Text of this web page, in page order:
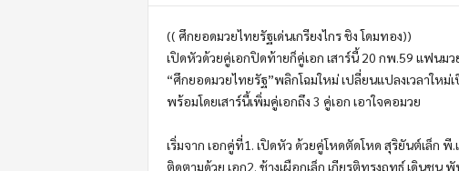
(( ศึกยอดมวยไทยรัฐเด่นเกรียงไกร ชิง โดมทอง))
เปิดหัวด้วยคู่เอกปิดท้ายก็คู่เอก เสาร์นี้ 20 กพ.59 แฟนมว
“ศึกยอดมวยไทยรัฐ”พลิกโฉมใหม่ เปลี่ยนแปลงเวลาให
พร้อมโดยเสาร์นี้เพิ่มคู่เอกถึง 3 คู่เอก เอาใจคอมวย
เริ่มจาก เอกคู่ที่1. เปิดหัว ด้วยคู่โหดตัดโหด สุริยันต์เล็ก
ติดตามด้วย เอก2. ช้างเผือกเล็ก เกียรติทรงฤทธ์ เดินชน